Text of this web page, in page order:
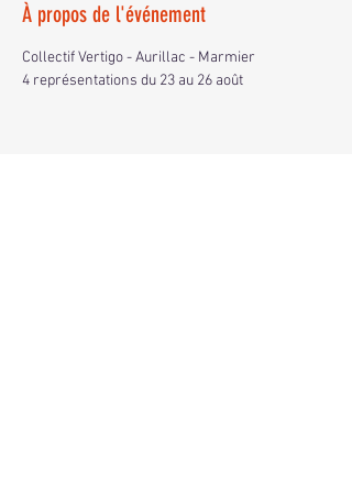
À propos de l'événement
Collectif Vertigo - Aurillac - Marmier
4 représentations du 23 au 26 août